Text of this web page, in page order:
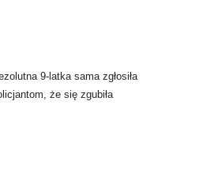
9-latka sama zgłosiła
że się zgubiła